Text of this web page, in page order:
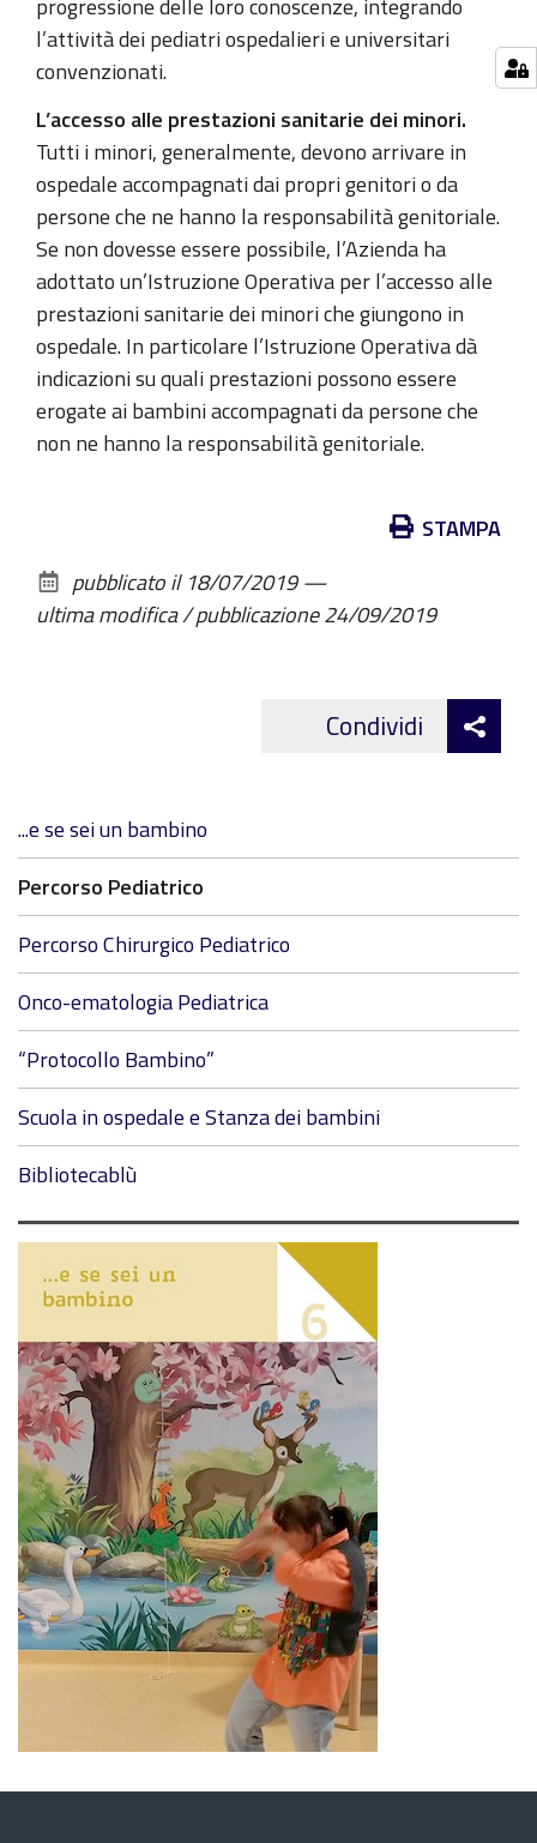
progressione delle loro conoscenze, integrando
l’attività dei pediatri ospedalieri e universitari
convenzionati.
L’accesso alle prestazioni sanitarie dei minori.
Tutti i minori, generalmente, devono arrivare in
ospedale accompagnati dai propri genitori o da
persone che ne hanno la responsabilità genitoriale.
Se non dovesse essere possibile, l’Azienda ha
adottato un’Istruzione Operativa per l’accesso alle
prestazioni sanitarie dei minori che giungono in
ospedale. In particolare l’Istruzione Operativa dà
indicazioni su quali prestazioni possono essere
erogate ai bambini accompagnati da persone che
non ne hanno la responsabilità genitoriale.
documento
STAMPA
pubblicato il 18/07/2019—
ultima modifica / pubblicazione24/09/2019
Condividi
Navigazione
...e se sei un bambino
Percorso Pediatrico
Percorso Chirurgico Pediatrico
Onco-ematologia Pediatrica
“Protocollo Bambino”
Scuola in ospedale e Stanza dei bambini
Bibliotecablù